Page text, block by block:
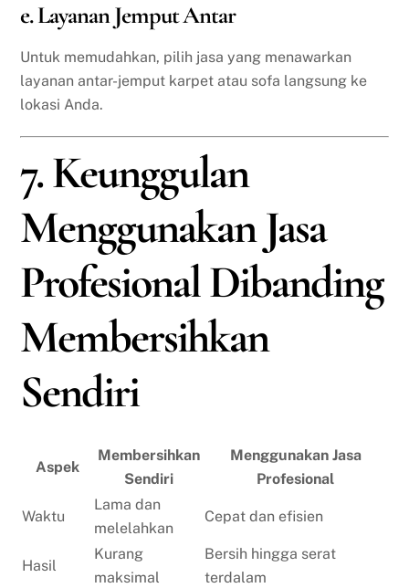
e. Layanan Jemput Antar
Untuk memudahkan, pilih jasa yang menawarkan
layanan antar-jemput karpet atau sofa langsung ke
lokasi Anda.
7. Keunggulan
Menggunakan Jasa
Profesional Dibanding
Membersihkan
Sendiri
Aspek
Membersihkan
Sendiri
Menggunakan Jasa
Profesional
Waktu
Lama dan
melelahkan
Cepat dan efisien
Hasil
Kurang
maksimal
Bersih hingga serat
terdalam